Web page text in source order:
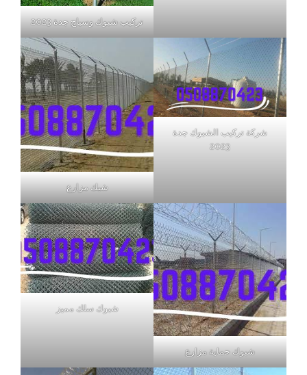
تركيب شبوك وسياج جدة 2023
شركة تركيب الشبوك جدة
2023
شبك مزارع
شبوك حماية مزارع
شبوك سلك مميز